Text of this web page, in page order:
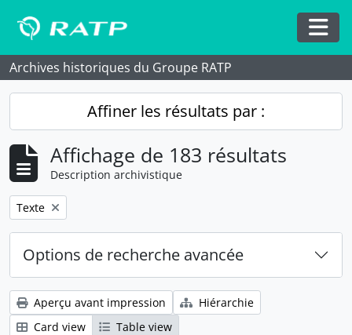
Archives historiques du Groupe RATP
Affiner les résultats par :
Affichage de 183 résultats
Description archivistique
Remove filter:
Texte
Options de recherche avancée
Aperçu avant impression
Hiérarchie
Card view
Table view